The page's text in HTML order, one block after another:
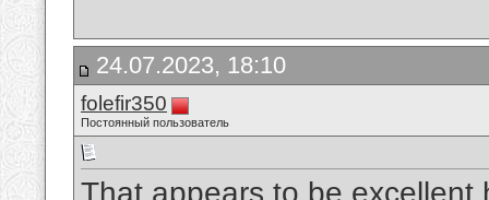
24.07.2023, 18:10
folefir350
Постоянный пользователь